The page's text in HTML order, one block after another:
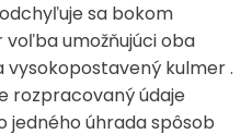
sa bokom
umožňujúci oba
kulmer .
rozpracovaný údaje
jedného úhrada spôsob